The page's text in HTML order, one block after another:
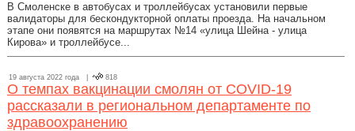
В Смоленске в автобусах и троллейбусах установили первые
валидаторы для бескондукторной оплаты проезда. На начальном
этапе они появятся на маршрутах №14 «улица Шейна - улица
Кирова» и троллейбусе...
19 августа 2022 года | 818
О темпах вакцинации смолян от COVID-19
рассказали в региональном департаменте по
здравоохранению